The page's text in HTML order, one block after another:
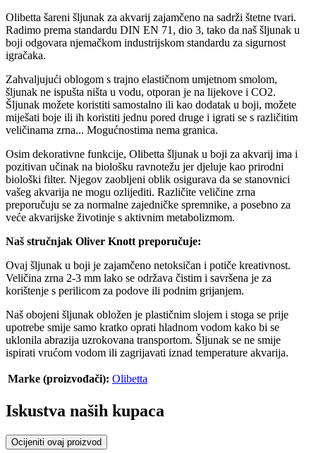
Olibetta šareni šljunak za akvarij zajamčeno na sadrži štetne tvari.
Radimo prema standardu DIN EN 71, dio 3, tako da naš šljunak u
boji odgovara njemačkom industrijskom standardu za sigurnost
igračaka.
Zahvaljujući oblogom s trajno elastičnom umjetnom smolom,
šljunak ne ispušta ništa u vodu, otporan je na lijekove i CO2.
Šljunak možete koristiti samostalno ili kao dodatak u boji, možete
miješati boje ili ih koristiti jednu pored druge i igrati se s različitim
veličinama zrna... Mogućnostima nema granica.
Osim dekorativne funkcije, Olibetta šljunak u boji za akvarij ima i
pozitivan učinak na biološku ravnotežu jer djeluje kao prirodni
biološki filter. Njegov zaobljeni oblik osigurava da se stanovnici
vašeg akvarija ne mogu ozlijediti. Različite veličine zrna
preporučuju se za normalne zajedničke spremnike, a posebno za
veće akvarijske životinje s aktivnim metabolizmom.
Naš stručnjak Oliver Knott preporučuje:
Ovaj šljunak u boji je zajamčeno netoksičan i potiče kreativnost.
Veličina zrna 2-3 mm lako se održava čistim i savršena je za
korištenje s perilicom za podove ili podnim grijanjem.
Naš obojeni šljunak obložen je plastičnim slojem i stoga se prije
upotrebe smije samo kratko oprati hladnom vodom kako bi se
uklonila abrazija uzrokovana transportom. Šljunak se ne smije
ispirati vrućom vodom ili zagrijavati iznad temperature akvarija.
Marke (proizvođači): Olibetta
Iskustva naših kupaca
Ocijeniti ovaj proizvod